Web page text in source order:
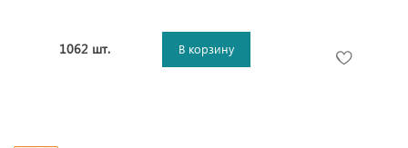
1062 шт. В корзину